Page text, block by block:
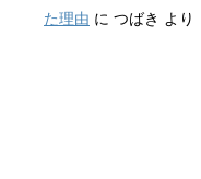
た理由 に つばき より